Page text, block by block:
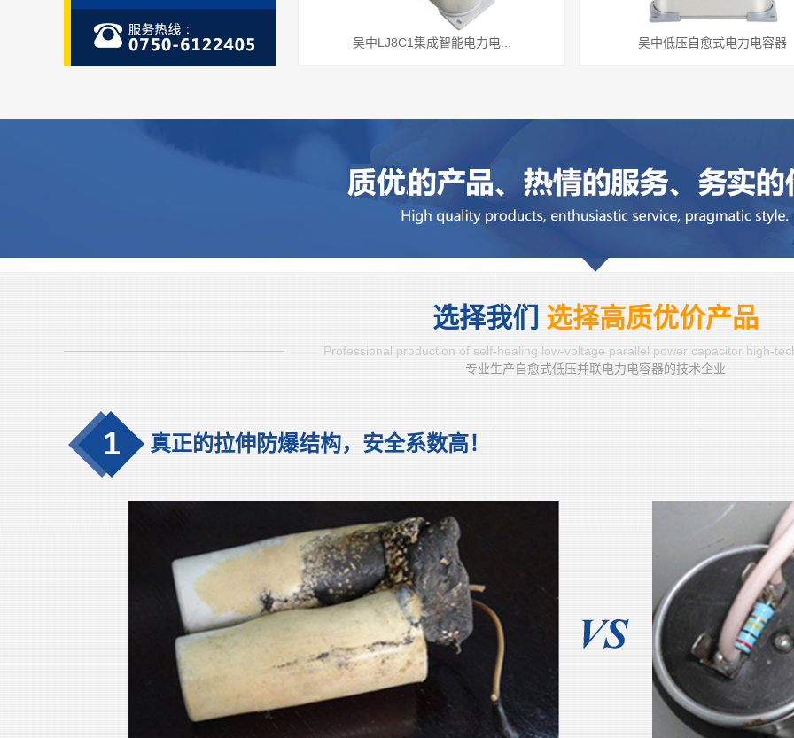
吴中LJ8C1集成智能电力电... 吴中低压自愈式电力电容器
选择我们 选择高质优价产品
Professional production of self-healing low-voltage parallel power capacitor high-
专业生产自愈式低压并联电力电容器的技术企业
1 真正的拉伸防爆结构，安全系数高！